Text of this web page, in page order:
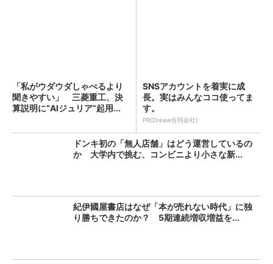
「私がウダウダしゃべるより
聞きやすい」 三菱重工、決
算説明に“AIジュリア”起用...
SNSアカウントを着実に成
長。実はみんなココ使ってま
す。
PR(Dreaw合同会社)
ドンキ初の「無人店舗」はどう運営しているの
か 大学内で挑む、コンビニより小さな新...
紀伊國屋書店はなぜ「本が売れない時代」に独
り勝ちできたのか？ 5期連続増収増益を...